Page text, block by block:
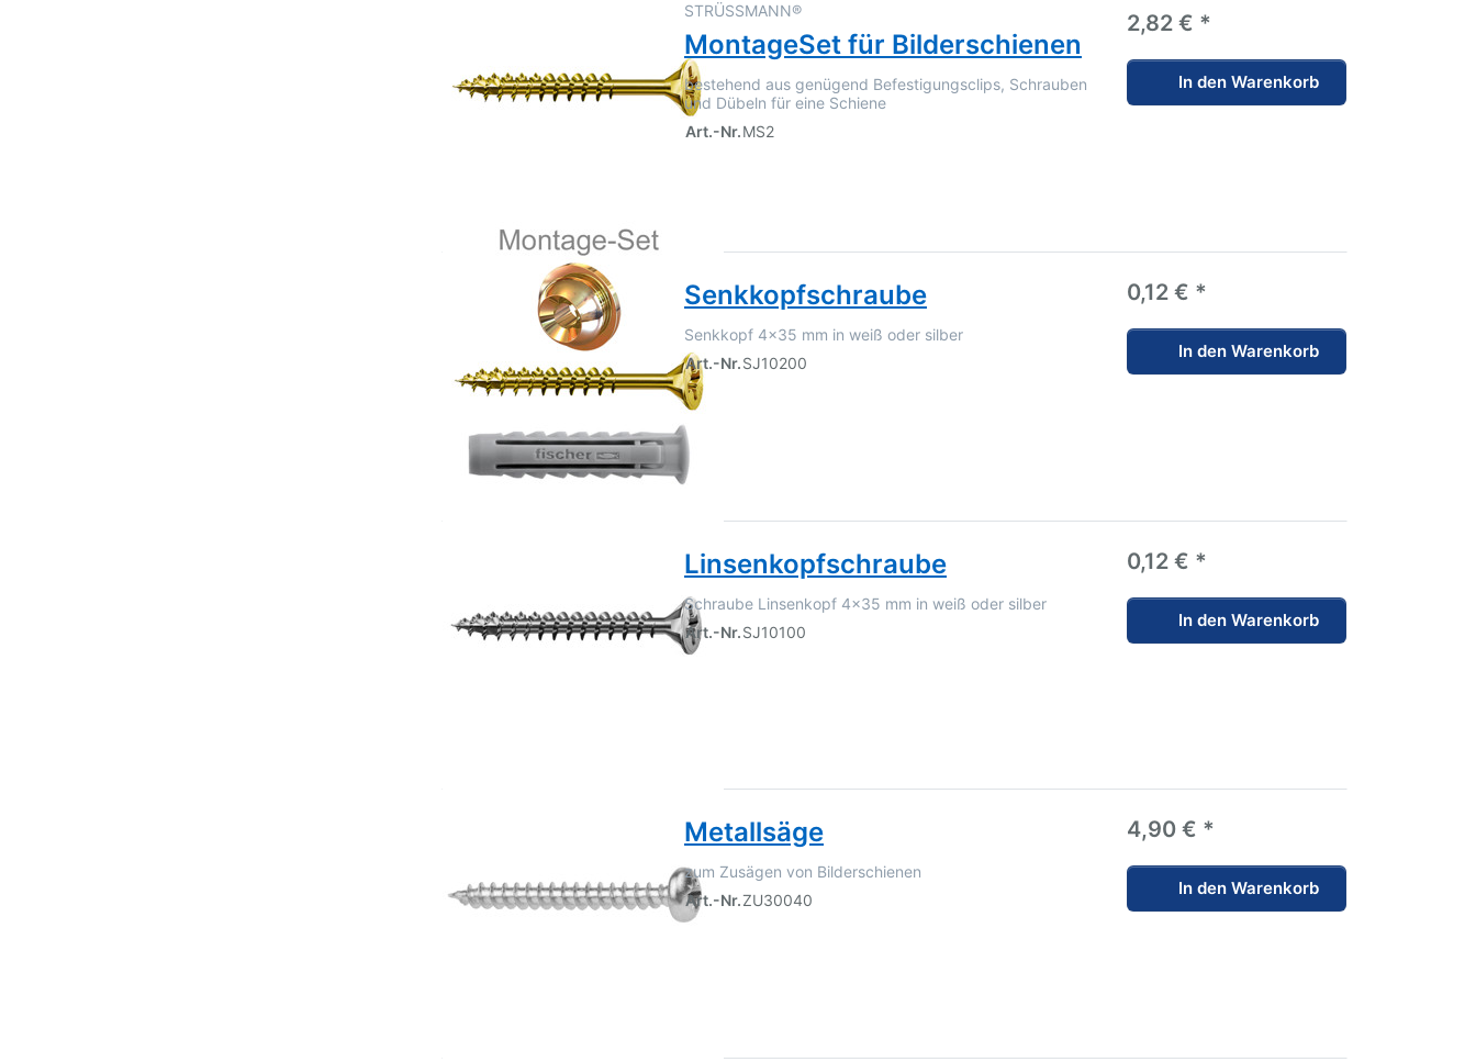
STRÜSSMANN®
MontageSet für Bilderschienen
bestehend aus genügend Befestigungsclips, Schrauben
und Dübeln für eine Schiene
Art.-Nr.MS2
2,82 € *
In den Warenkorb
Senkkopfschraube
Senkkopf 4x35 mm in weiß oder silber
Art.-Nr.SJ10200
0,12 € *
In den Warenkorb
Linsenkopfschraube
Schraube Linsenkopf 4x35 mm in weiß oder silber
Art.-Nr.SJ10100
0,12 € *
In den Warenkorb
Metallsäge
zum Zusägen von Bilderschienen
Art.-Nr.ZU30040
4,90 € *
In den Warenkorb